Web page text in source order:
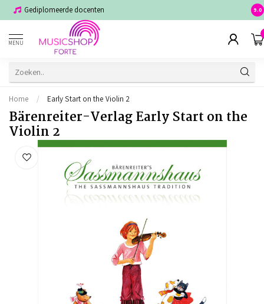
Gediplomeerde docenten 9.0
MENU
Home / Early Start on the Violin 2
Bärenreiter-Verlag Early Start on the
Violin 2